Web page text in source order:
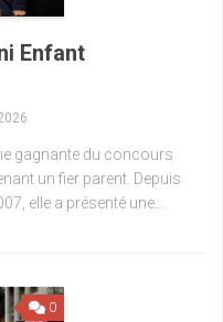
Enfant
gagnante du concours
un fier parent. Depuis
elle a présenté une...
0